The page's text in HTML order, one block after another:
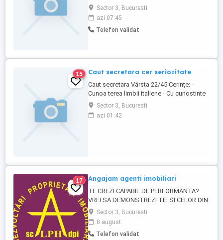
Sector 3, Bucuresti
azi 07:45
Telefon validat
15 Caut secretara cer seriozitate
Caut secretara Vârsta 22/45 Cerințe: -
Cunoa terea limbii italiene - Cu cunostinte
de birotrice si de Microsoft în principal
(Word, Excel) - experienta de secretariat si
dinamica ,profesionalita - Posibilitatea de
Sector 3, Bucuresti
azi 01:42
17 Angajam agenti imobiliari
TE CREZI CAPABIL DE PERFORMANTA?
VREI SA DEMONSTREZI TIE SI CELOR DIN
JUR CA POTI? DORESTI CASTIGURI PE
MASURA MUNCII ? Angajam agenti
imobiliari cu sau fara experienta indiferent
de varsta. Se cauta persone ambitioase,
Sector 3, Bucuresti
8 august
Telefon validat